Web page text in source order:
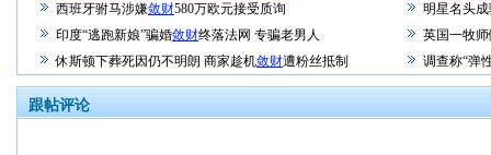
西班牙驸马涉嫌敛财580万欧元接受质询
明星名头
印度“逃跑新娘”骗婚敛财终落法网 专骗老男人
英国一牧
休斯顿下葬死因仍不明朗 商家趁机敛财遭粉丝抵制 调查称“弹
跟帖评论